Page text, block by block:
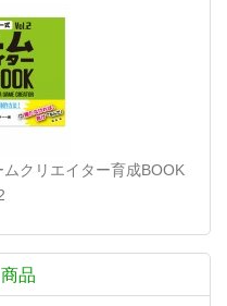
クリエイター育成BOOK
品